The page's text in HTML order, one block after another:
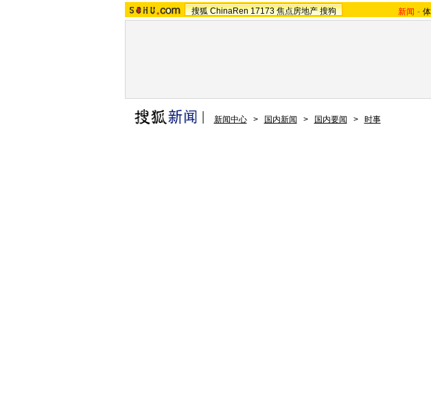
搜狐 ChinaRen 17173 焦点房地产 搜狗 新闻 -
新闻中心 > 国内新闻 > 国内要闻 > 时事